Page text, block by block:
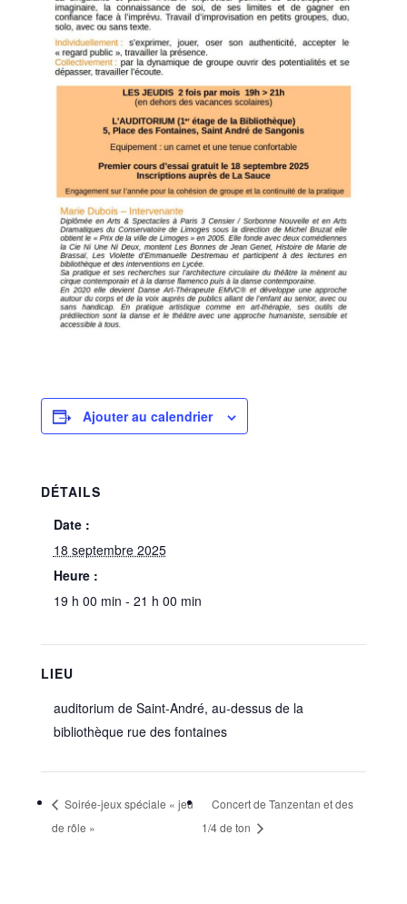
Ajouter au calendrier
DÉTAILS
Date :
18 septembre 2025
Heure :
19 h 00 min - 21 h 00 min
LIEU
auditorium de Saint-André, au-dessus de la
bibliothèque rue des fontaines
Soirée-jeux spéciale « jeu
de rôle »
Concert de Tanzentan et des
1/4 de ton